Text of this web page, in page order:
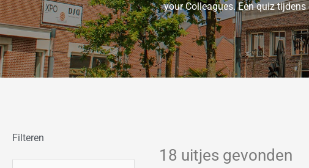
your Colleagues. Een quiz
Filteren
18 uitjes gevonden